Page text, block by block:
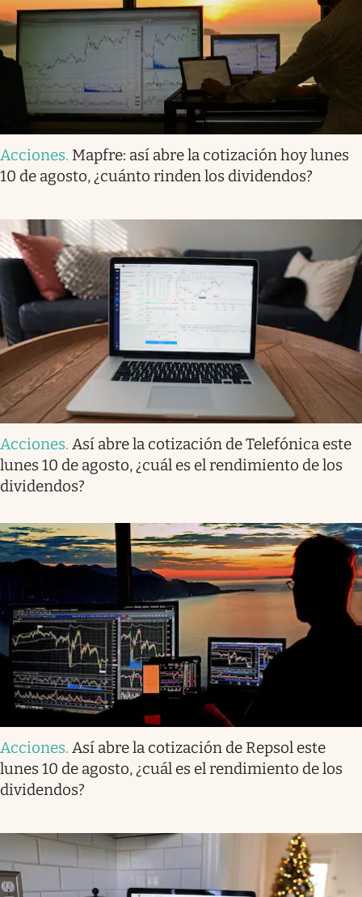
Acciones. Mapfre: así abre la cotización hoy lunes
10 de agosto, ¿cuánto rinden los dividendos?
Acciones. Así abre la cotización de Telefónica este
lunes 10 de agosto, ¿cuál es el rendimiento de los
dividendos?
Acciones. Así abre la cotización de Repsol este
lunes 10 de agosto, ¿cuál es el rendimiento de los
dividendos?